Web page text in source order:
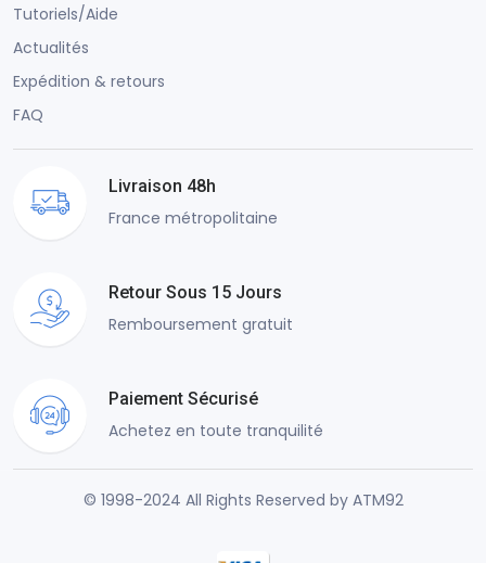
Tutoriels/Aide
Actualités
Expédition & retours
FAQ
Livraison 48h
France métropolitaine
Retour Sous 15 Jours
Remboursement gratuit
Paiement Sécurisé
Achetez en toute tranquilité
© 1998-2024 All Rights Reserved by ATM92